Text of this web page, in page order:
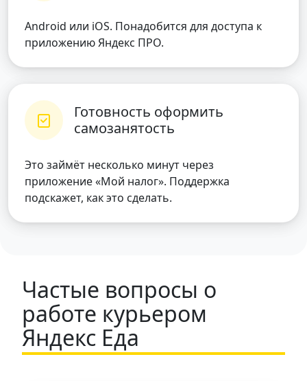
Android или iOS. Понадобится для доступа к
приложению Яндекс ПРО.
Готовность оформить
самозанятость
Это займёт несколько минут через
приложение «Мой налог». Поддержка
подскажет, как это сделать.
Частые вопросы о
работе курьером
Яндекс Еда